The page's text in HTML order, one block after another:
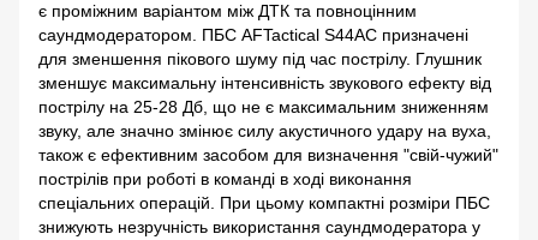
є проміжним варіантом між ДТК та повноцінним
саундмодератором. ПБС AFTactical S44AС призначені
для зменшення пікового шуму під час пострілу. Глушник
зменшує максимальну інтенсивність звукового ефекту від
пострілу на 25-28 Дб, що не є максимальним зниженням
звуку, але значно змінює силу акустичного удару на вуха,
також є ефективним засобом для визначення "свій-чужий"
пострілів при роботі в команді в ході виконання
спеціальних операцій. При цьому компактні розміри ПБС
знижують незручність використання саундмодератора у